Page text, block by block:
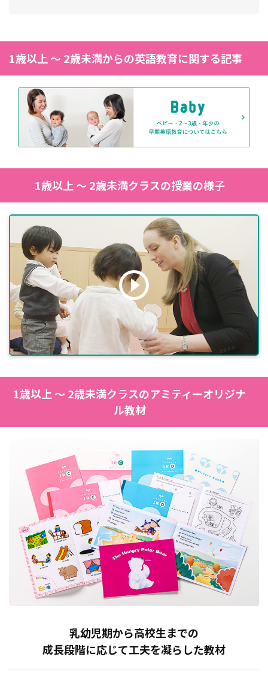
1歳以上 ～ 2歳未満からの英語教育に関する記事
1歳以上 ～ 2歳未満クラスの授業の様子
1歳以上 ～ 2歳未満クラスのアミティーオリジナ
ル教材
乳幼児期から高校生までの
成長段階に応じて工夫を凝らした教材